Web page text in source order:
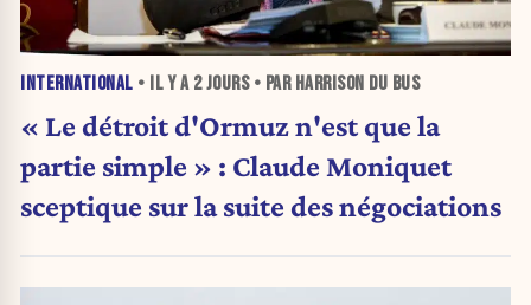
INTERNATIONAL • IL Y A 2 JOURS• PAR HARRISON DU BUS
« Le détroit d'Ormuz n'est que la
partie simple » : Claude Moniquet
sceptique sur la suite des négociations